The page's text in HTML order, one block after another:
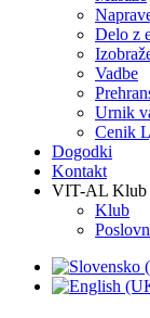
Delo z
Vadbe
Urnik
Cenik
Dogodki
Kontakt
VIT-AL Klub
Klub